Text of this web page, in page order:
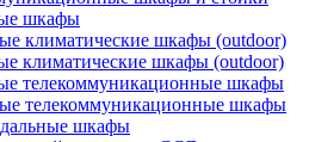
шкафы
климатические шкафы (outdoor)
климатические шкафы (outdoor)
телекоммуникационные шкафы
телекоммуникационные шкафы
шкафы